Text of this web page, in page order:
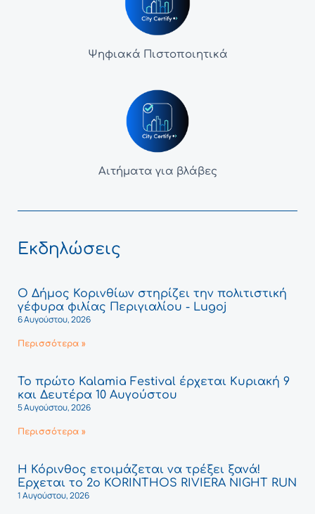
Ψηφιακά Πιστοποιητικά
Αιτήματα για βλάβες
Εκδηλώσεις
Ο Δήμος Κορινθίων στηρίζει την πολιτιστική
γέφυρα φιλίας Περιγιαλίου - Lugoj
6 Αυγούστου, 2026
Περισσότερα »
Το πρώτο Kalamia Festival έρχεται Κυριακή 9
και Δευτέρα 10 Αυγούστου
5 Αυγούστου, 2026
Περισσότερα »
Η Κόρινθος ετοιμάζεται να τρέξει ξανά!
Έρχεται το 2ο KORINTHOS RIVIERA NIGHT RUN
1 Αυγούστου, 2026